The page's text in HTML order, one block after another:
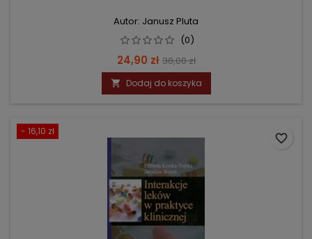
Autor: Janusz Pluta
(0)
Cena
24,90 zł Cena
podstawowa
30,00 zł
 Dodaj do koszyka
- 16,10 zł
favorite_border